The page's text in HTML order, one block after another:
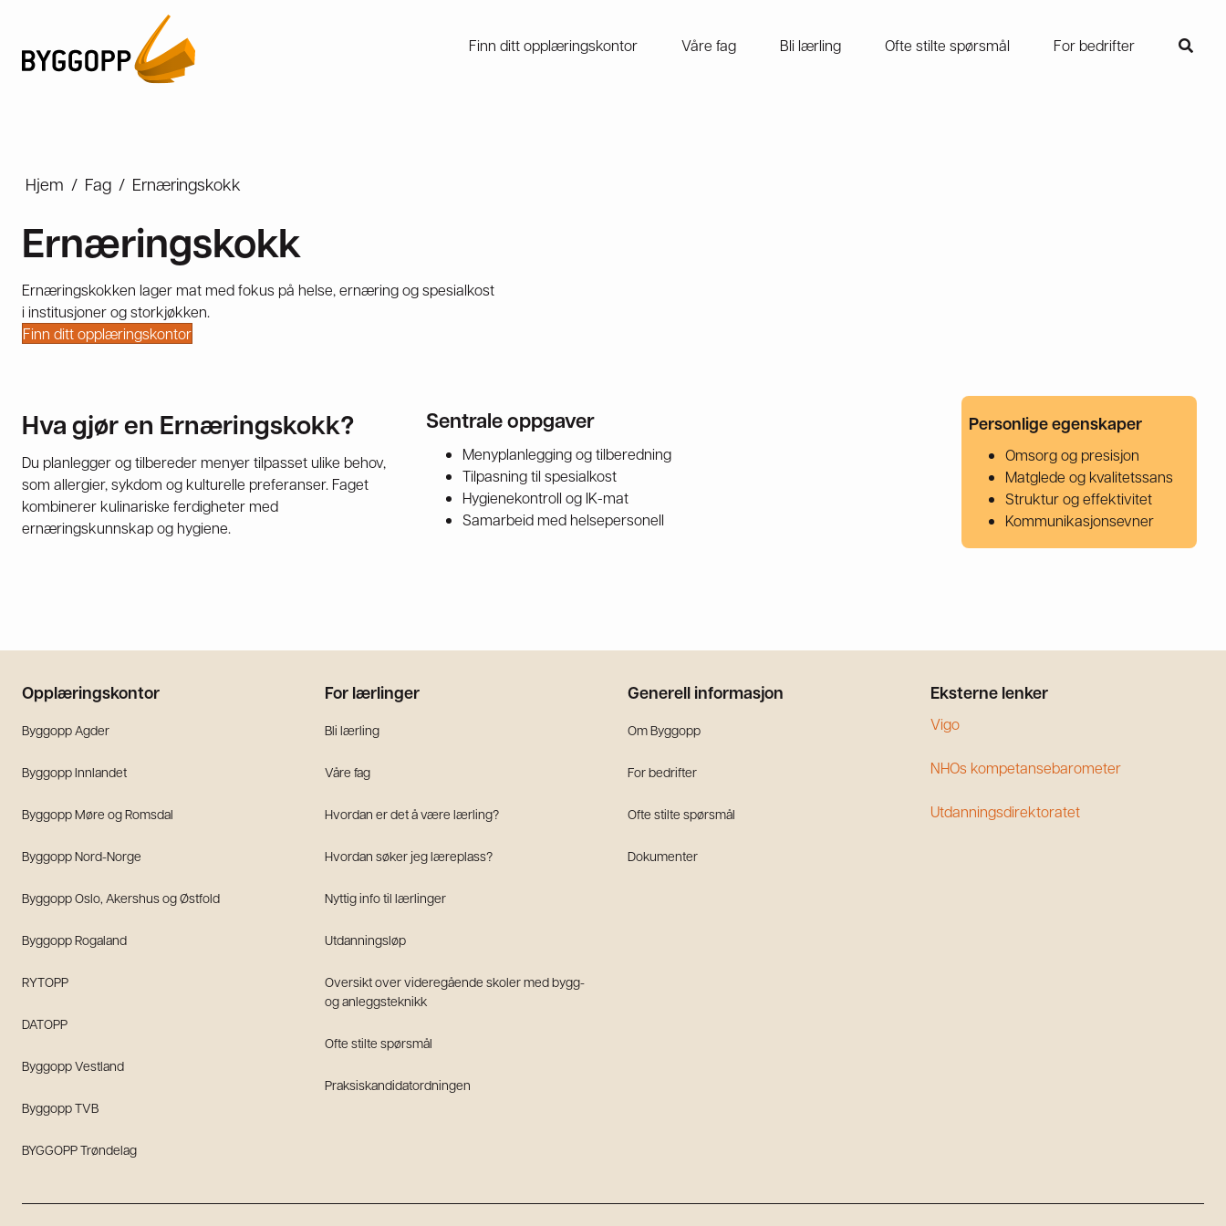
Finn ditt opplæringskontor Våre fag Bli lærling Ofte stilte spørsmål For bedrifter
Hjem / Fag / Ernæringskokk
Ernæringskokk
Ernæringskokken lager mat med fokus på helse, ernæring og spesialkost
i institusjoner og storkjøkken.
Finn ditt opplæringskontor
Hva gjør en Ernæringskokk?
Du planlegger og tilbereder menyer tilpasset ulike behov,
som allergier, sykdom og kulturelle preferanser. Faget
kombinerer kulinariske ferdigheter med
ernæringskunnskap og hygiene.
Sentrale oppgaver
Menyplanlegging og tilberedning
Tilpasning til spesialkost
Hygienekontroll og IK-mat
Samarbeid med helsepersonell
Personlige egenskaper
Omsorg og presisjon
Matglede og kvalitetssans
Struktur og effektivitet
Kommunikasjonsevner
Opplæringskontor
Byggopp Agder
Byggopp Innlandet
Byggopp Møre og Romsdal
Byggopp Nord-Norge
Byggopp Oslo, Akershus og Østfold
Byggopp Rogaland
RYTOPP
DATOPP
Byggopp Vestland
Byggopp TVB
BYGGOPP Trøndelag
For lærlinger
Bli lærling
Våre fag
Hvordan er det å være lærling?
Hvordan søker jeg læreplass?
Nyttig info til lærlinger
Utdanningsløp
Oversikt over videregående skoler med bygg-
og anleggsteknikk
Ofte stilte spørsmål
Praksiskandidatordningen
Generell informasjon
Om Byggopp
For bedrifter
Ofte stilte spørsmål
Dokumenter
Eksterne lenker
Vigo
NHOs kompetansebarometer
Utdanningsdirektoratet